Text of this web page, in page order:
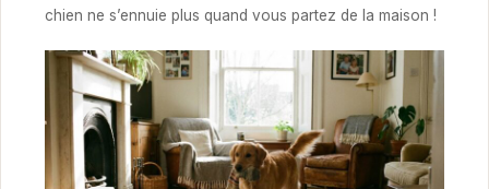
chien ne s’ennuie plus quand vous partez de la maison !